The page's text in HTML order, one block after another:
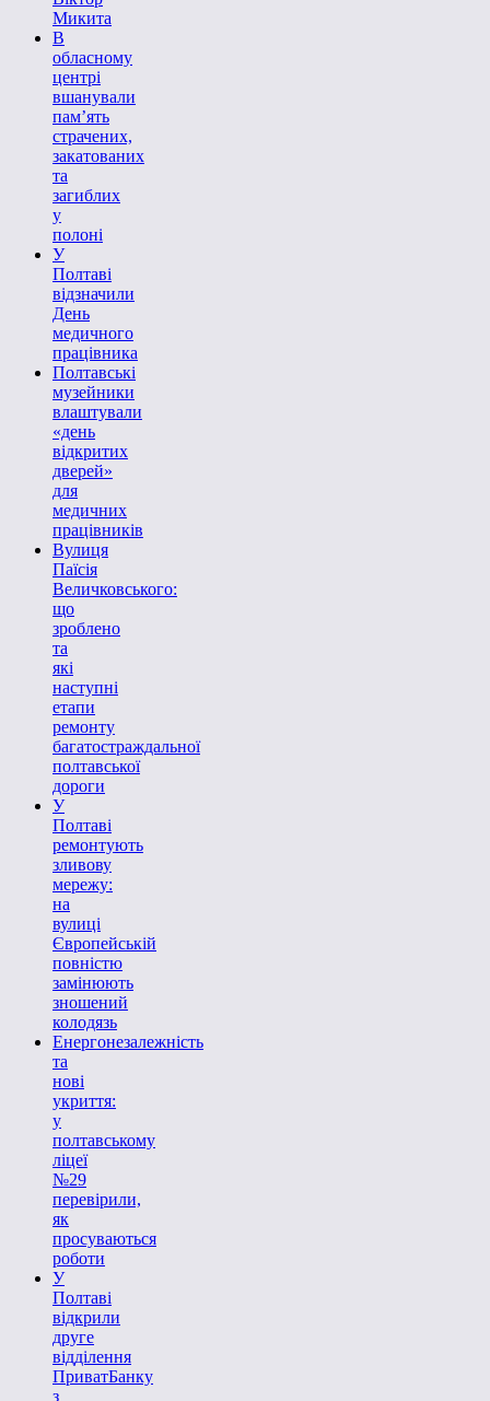
Микита
В
обласному
центрі
вшанували
пам’ять
страчених,
закатованих
та
загиблих
у
полоні
У
Полтаві
відзначили
День
медичного
працівника
Полтавські
музейники
влаштували
«день
відкритих
дверей»
для
медичних
працівників
Вулиця
Паїсія
Величковського:
що
зроблено
та
які
наступні
етапи
ремонту
багатостраждальної
полтавської
дороги
У
Полтаві
ремонтують
зливову
мережу:
на
вулиці
Європейській
повністю
замінюють
зношений
колодязь
Енергонезалежність
та
нові
укриття:
у
полтавському
ліцеї
№29
перевірили,
як
просуваються
роботи
У
Полтаві
відкрили
друге
відділення
ПриватБанку
з